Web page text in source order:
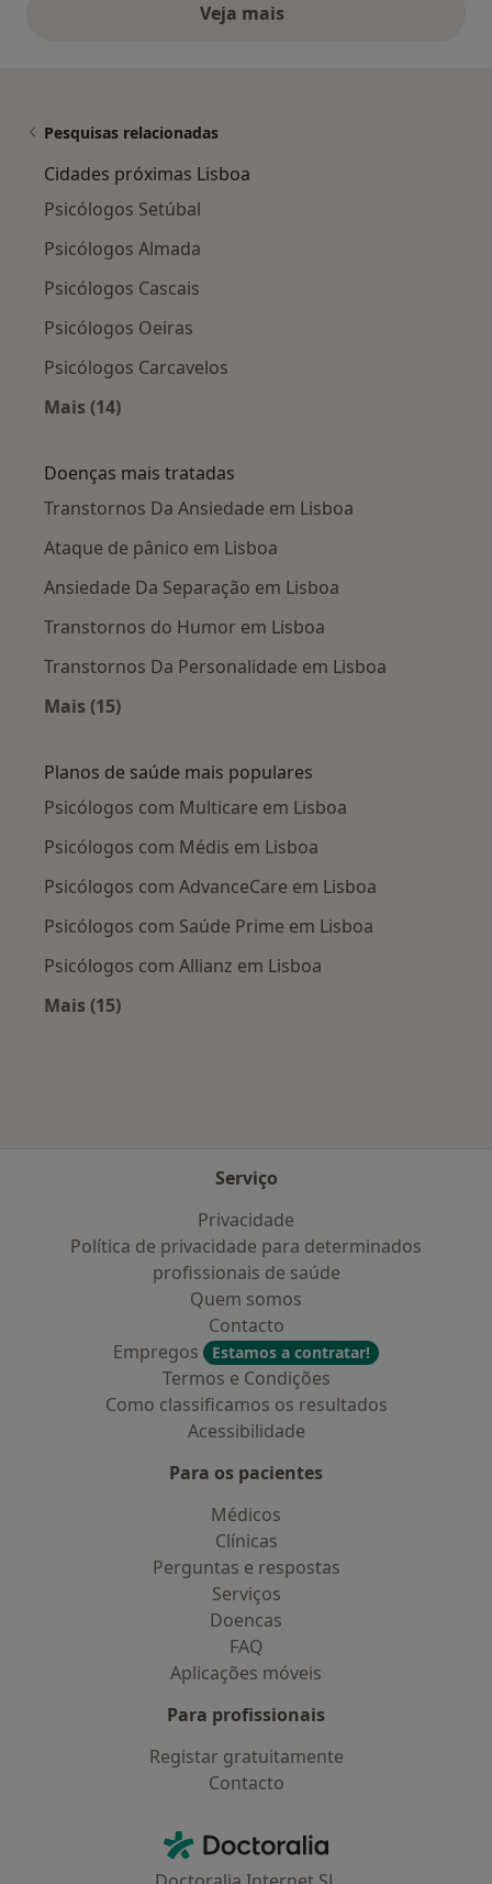
Veja maisopiniões acima
Pesquisas relacionadas
Cidades próximas Lisboa
Psicólogos Setúbal
Psicólogos Almada
Psicólogos Cascais
Psicólogos Oeiras
Psicólogos Carcavelos
Mais (14)
Doenças mais tratadas
Transtornos Da Ansiedade em Lisboa
Ataque de pânico em Lisboa
Ansiedade Da Separação em Lisboa
Transtornos do Humor em Lisboa
Transtornos Da Personalidade em Lisboa
Mais (15)
Planos de saúde mais populares
Psicólogos com Multicare em Lisboa
Psicólogos com Médis em Lisboa
Psicólogos com AdvanceCare em Lisboa
Psicólogos com Saúde Prime em Lisboa
Psicólogos com Allianz em Lisboa
Mais (15)
Serviço
Privacidade
Política de privacidade para determinados
profissionais de saúde
Quem somos
Contacto
Empregos
Estamos a contratar!
Termos e Condições
Como classificamos os resultados
Acessibilidade
Para os pacientes
Médicos
Clínicas
Perguntas e respostas
Serviços
Doencas
FAQ
Aplicações móveis
Para profissionais
Registar gratuitamente
Contacto
Doctoralia - Homepage